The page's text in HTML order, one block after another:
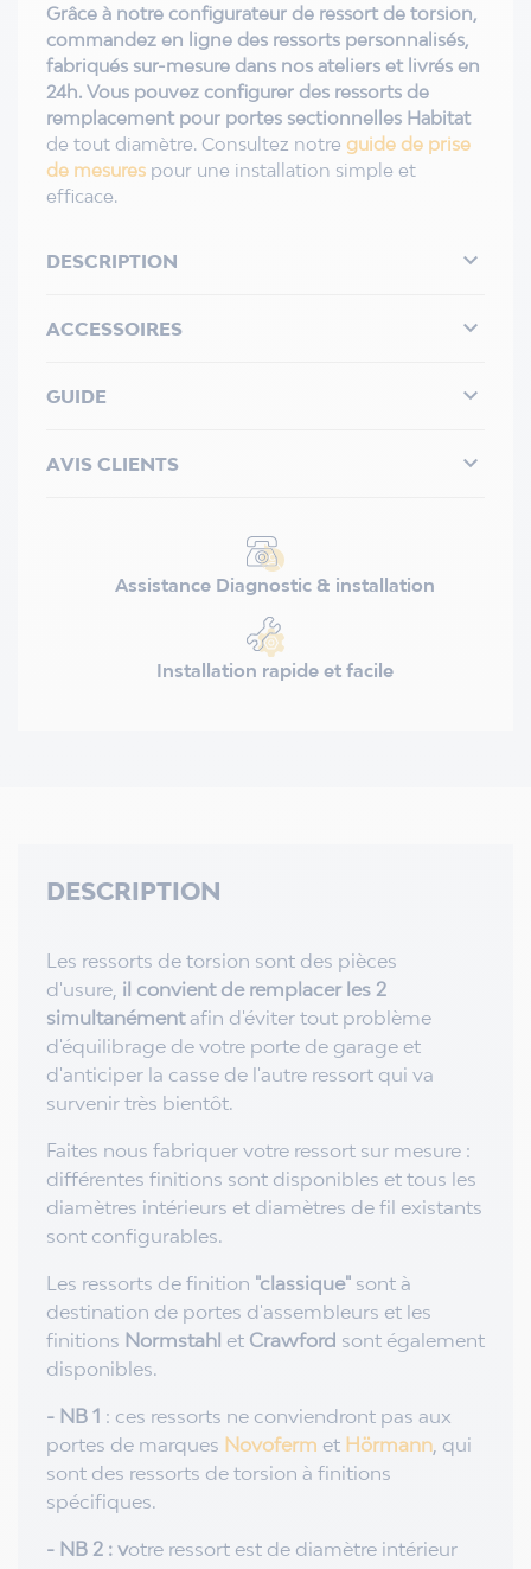
Grâce à notre configurateur de ressort de torsion,
commandez en ligne des ressorts personnalisés,
fabriqués sur-mesure dans nos ateliers et livrés en
24h. Vous pouvez configurer des ressorts de
remplacement pour portes sectionnelles Habitat
de tout diamètre. Consultez notre guide de prise
de mesures pour une installation simple et
efficace.
DESCRIPTION 
ACCESSOIRES 
GUIDE 
AVIS CLIENTS 
Assistance Diagnostic & installation
Installation rapide et facile
DESCRIPTION
Les ressorts de torsion sont des pièces
d'usure, il convient de remplacer les 2
simultanémentafin d'éviter tout problème
d'équilibrage de votre porte de garage et
d'anticiper la casse de l'autre ressort qui va
survenir très bientôt.
Faites nous fabriquer votre ressort sur mesure :
différentes finitions sont disponibles et tous les
diamètres intérieurs et diamètres de fil existants
sont configurables.
Les ressorts de finition "classique" sont à
destination de portes d'assembleurs et les
finitions Normstahl et Crawford sont également
disponibles.
- NB 1 : ces ressorts ne conviendront pas aux
portes de marques Novoferm et Hörmann , qui
sont des ressorts de torsion à finitions
spécifiques.
- NB 2 : votre ressort est de diamètre intérieur